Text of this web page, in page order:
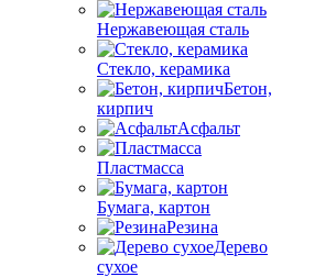
Нержавеющая сталь
Стекло, керамика
Бетон,
кирпич
Асфальт
Пластмасса
Бумага, картон
Резина
Дерево
сухое